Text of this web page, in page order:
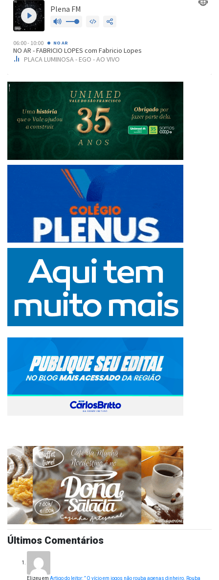
Últimos Comentários
Elizeu em Artigo do leitor: ” O vício em jogos não rouba apenas dinheiro. Rouba